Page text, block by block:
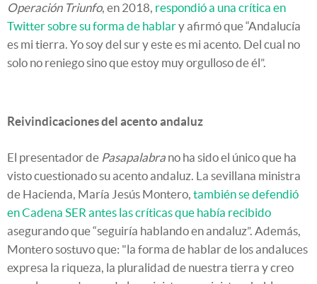
Operación Triunfo, en 2018, respondió a una crítica en
Twitter sobre su forma de hablary afirmó que “Andalucía
es mi tierra. Yo soy del sur y este es mi acento. Del cual no
solo no reniego sino que estoy muy orgulloso de él”.
Reivindicaciones del acento andaluz
El presentador de Pasapalabra no ha sido el único que ha
visto cuestionado su acento andaluz. La sevillana ministra
de Hacienda, María Jesús Montero, también se defendió
en Cadena SER antes las críticas que había recibido
asegurando que “seguiría hablando en andaluz”. Además,
Montero sostuvo que: "la forma de hablar de los andaluces
expresa la riqueza, la pluralidad de nuestra tierra y creo